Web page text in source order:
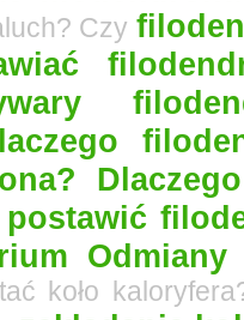
Czy
postawić
koło